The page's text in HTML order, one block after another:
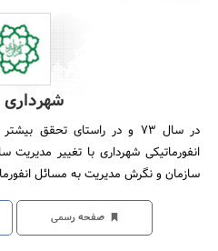
شهرداری
در سال‌ 73 و در راستای‌ تحقق‌
انفورماتیکی‌ شهرداری‌ با تغییر مدیریت‌
سازمان‌ و نگرش‌ مدیریت‌ به‌ مسائل‌
صفحه رسمی